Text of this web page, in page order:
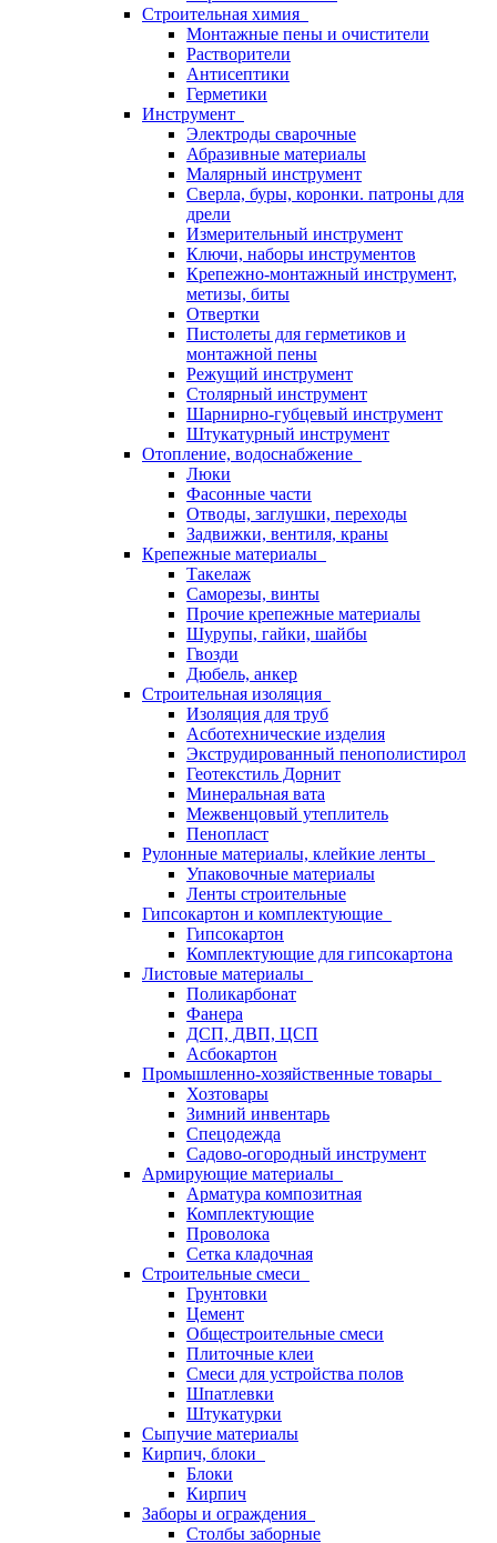
Строительная химия
Монтажные пены и очистители
Растворители
Антисептики
Герметики
Инструмент
Электроды сварочные
Абразивные материалы
Малярный инструмент
Сверла, буры, коронки. патроны для
дрели
Измерительный инструмент
Ключи, наборы инструментов
Крепежно-монтажный инструмент,
метизы, биты
Отвертки
Пистолеты для герметиков и
монтажной пены
Режущий инструмент
Столярный инструмент
Шарнирно-губцевый инструмент
Штукатурный инструмент
Отопление, водоснабжение
Люки
Фасонные части
Отводы, заглушки, переходы
Задвижки, вентиля, краны
Крепежные материалы
Такелаж
Саморезы, винты
Прочие крепежные материалы
Шурупы, гайки, шайбы
Гвозди
Дюбель, анкер
Строительная изоляция
Изоляция для труб
Асботехнические изделия
Экструдированный пенополистирол
Геотекстиль Дорнит
Минеральная вата
Межвенцовый утеплитель
Пенопласт
Рулонные материалы, клейкие ленты
Упаковочные материалы
Ленты строительные
Гипсокартон и комплектующие
Гипсокартон
Комплектующие для гипсокартона
Листовые материалы
Поликарбонат
Фанера
ДСП, ДВП, ЦСП
Асбокартон
Промышленно-хозяйственные товары
Хозтовары
Зимний инвентарь
Спецодежда
Садово-огородный инструмент
Армирующие материалы
Арматура композитная
Комплектующие
Проволока
Сетка кладочная
Строительные смеси
Грунтовки
Цемент
Общестроительные смеси
Плиточные клеи
Смеси для устройства полов
Шпатлевки
Штукатурки
Сыпучие материалы
Кирпич, блоки
Блоки
Кирпич
Заборы и ограждения
Столбы заборные